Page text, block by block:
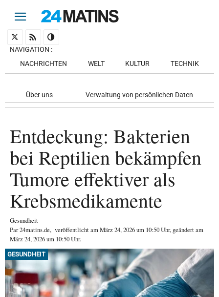
NAVIGATION :
NACHRICHTEN
WELT KULTUR TECHNIK
Über uns Verwaltung von persönlichen Daten
Entdeckung: Bakterien
bei Reptilien bekämpfen
Tumore effektiver als
Krebsmedikamente
Gesundheit
Par24matins.de, veröffentlicht amMärz 24, 2026um 10:50 Uhr, geändert am
März 24, 2026 um 10:50 Uhr.
GESUNDHEIT